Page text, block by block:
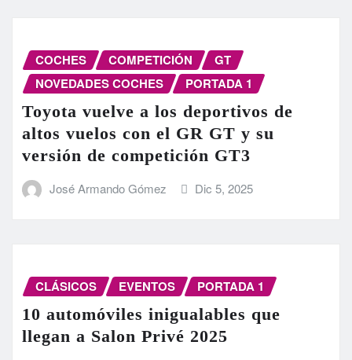
COCHES COMPETICIÓN
GT
NOVEDADES COCHES
PORTADA 1
Toyota vuelve a los deportivos de
altos vuelos con el GR GT y su
versión de competición GT3
José Armando Gómez Dic 5, 2025
CLÁSICOS EVENTOS PORTADA 1
10 automóviles inigualables que
llegan a Salon Privé 2025